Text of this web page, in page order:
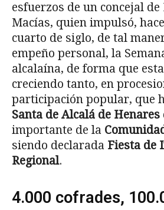
esfuerzos de un concejal de
Macías, quien impulsó,
cuarto de siglo, de tal
empeño personal, la
alcalaína, de forma que
creciendo tanto, en
participación popular, que
Santa de Alcalá de Henares
importante de la
siendo declarada Fiesta de
Regional.
4.000 cofrades,